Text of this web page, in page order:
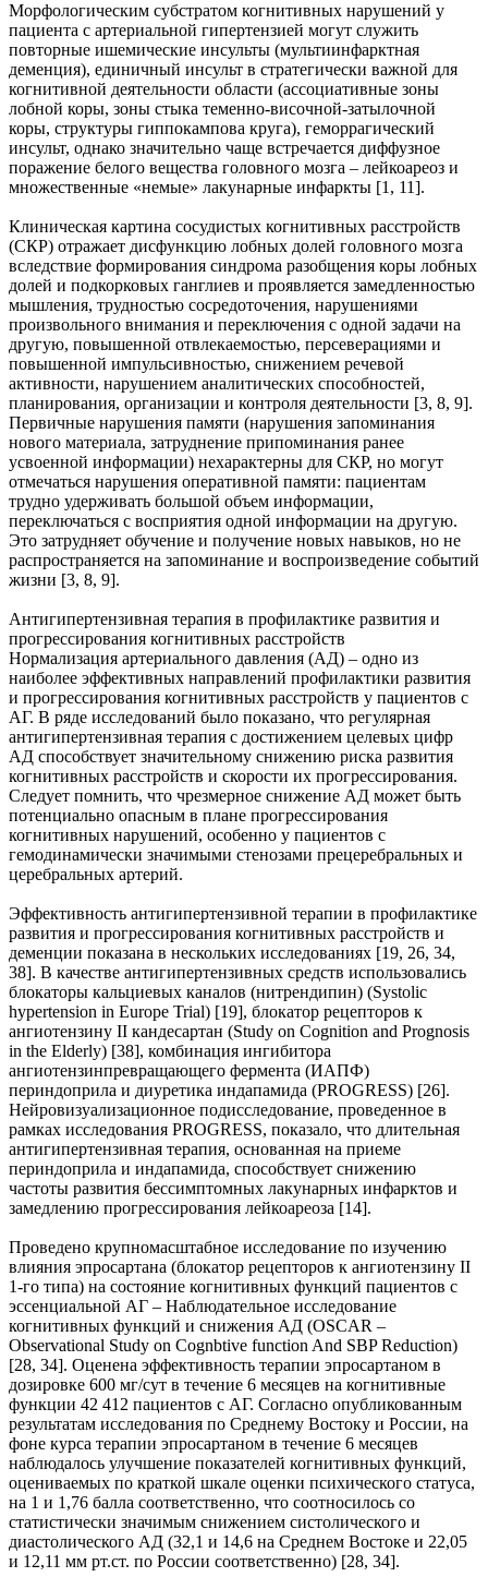
Морфологическим субстратом когнитивных нарушений у
пациента с артериальной гипертензией могут служить
повторные ишемические инсульты (мультиинфарктная
деменция), единичный инсульт в стратегически важной для
когнитивной деятельности области (ассоциативные зоны
лобной коры, зоны стыка теменно-височной-затылочной
коры, структуры гиппокампова круга), геморрагический
инсульт, однако значительно чаще встречается диффузное
поражение белого вещества головного мозга – лейкоареоз и
множественные «немые» лакунарные инфаркты [1, 11].
Клиническая картина сосудистых когнитивных расстройств
(СКР) отражает дисфункцию лобных долей головного мозга
вследствие формирования синдрома разобщения коры лобных
долей и подкорковых ганглиев и проявляется замедленностью
мышления, трудностью сосредоточения, нарушениями
произвольного внимания и переключения с одной задачи на
другую, повышенной отвлекаемостью, персеверациями и
повышенной импульсивностью, снижением речевой
активности, нарушением аналитических способностей,
планирования, организации и контроля деятельности [3, 8, 9].
Первичные нарушения памяти (нарушения запоминания
нового материала, затруднение припоминания ранее
усвоенной информации) нехарактерны для СКР, но могут
отмечаться нарушения оперативной памяти: пациентам
трудно удерживать большой объем информации,
переключаться с восприятия одной информации на другую.
Это затрудняет обучение и получение новых навыков, но не
распространяется на запоминание и воспроизведение событий
жизни [3, 8, 9].
Антигипертензивная терапия в профилактике развития и
прогрессирования когнитивных расстройств
Нормализация артериального давления (АД) – одно из
наиболее эффективных направлений профилактики развития
и прогрессирования когнитивных расстройств у пациентов с
АГ. В ряде исследований было показано, что регулярная
антигипертензивная терапия с достижением целевых цифр
АД способствует значительному снижению риска развития
когнитивных расстройств и скорости их прогрессирования.
Следует помнить, что чрезмерное снижение АД может быть
потенциально опасным в плане прогрессирования
когнитивных нарушений, особенно у пациентов с
гемодинамически значимыми стенозами прецеребральных и
церебральных артерий.
Эффективность антигипертензивной терапии в профилактике
развития и прогрессирования когнитивных расстройств и
деменции показана в нескольких исследованиях [19, 26, 34,
38]. В качестве антигипертензивных средств использовались
блокаторы кальциевых каналов (нитрендипин) (Systolic
hypertension in Europe Trial) [19], блокатор рецепторов к
ангиотензину II кандесартан (Study on Cognition and Prognosis
in the Elderly) [38], комбинация ингибитора
ангиотензинпревращающего фермента (ИАПФ)
периндоприла и диуретика индапамида (PROGRESS) [26].
Нейровизуализационное подисследование, проведенное в
рамках исследования PROGRESS, показало, что длительная
антигипертензивная терапия, основанная на приеме
периндоприла и индапамида, способствует снижению
частоты развития бессимптомных лакунарных инфарктов и
замедлению прогрессирования лейкоареоза [14].
Проведено крупномасштабное исследование по изучению
влияния эпросартана (блокатор рецепторов к ангиотензину II
1-го типа) на состояние когнитивных функций пациентов с
эссенциальной АГ – Наблюдательное исследование
когнитивных функций и снижения АД (OSCAR –
Observational Study on Cognbtive function And SBP Reduction)
[28, 34]. Оценена эффективность терапии эпросартаном в
дозировке 600 мг/сут в течение 6 месяцев на когнитивные
функции 42 412 пациентов с АГ. Согласно опубликованным
результатам исследования по Среднему Востоку и России, на
фоне курса терапии эпросартаном в течение 6 месяцев
наблюдалось улучшение показателей когнитивных функций,
оцениваемых по краткой шкале оценки психического статуса,
на 1 и 1,76 балла соответственно, что соотносилось со
статистически значимым снижением систолического и
диастолического АД (32,1 и 14,6 на Среднем Востоке и 22,05
и 12,11 мм рт.ст. по России соответственно) [28, 34].